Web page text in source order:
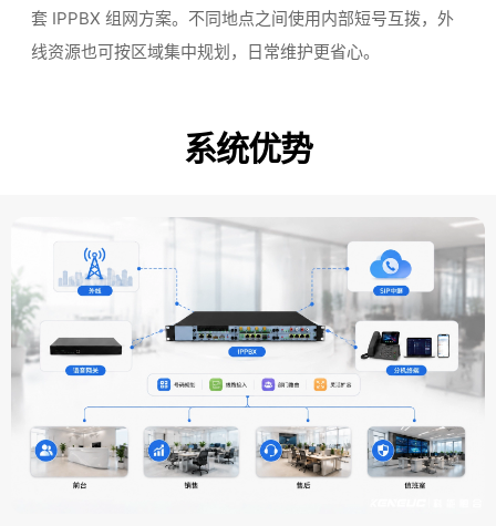
套 IPPBX 组网方案。不同地点之间使用内部短号互拨，外
线资源也可按区域集中规划，日常维护更省心。
系统优势